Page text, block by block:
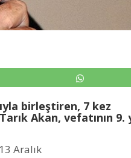
birleştiren, 7 kez
Akan, vefatının 9.
Aralık